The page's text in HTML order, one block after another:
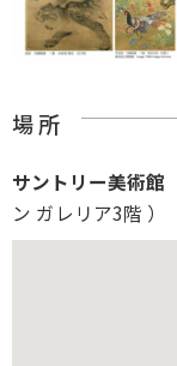
場 所
サントリー美術館
ン ガレリア3階 ）